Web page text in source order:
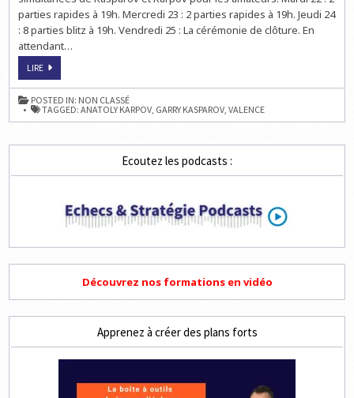
parties rapides à 19h. Mercredi 23 : 2 parties rapides à 19h. Jeudi 24
: 8 parties blitz à 19h. Vendredi 25 : La cérémonie de clôture. En
attendant…
LIRELA
KASPAROV
KARPOV
À
VALENCE
POSTED IN: NON CLASSÉ
TAGGED:ANATOLY KARPOV, GARRY KASPAROV,VALENCE
Ecoutez les podcasts :
Découvrez nos formations en vidéo
Apprenez à créer des plans forts